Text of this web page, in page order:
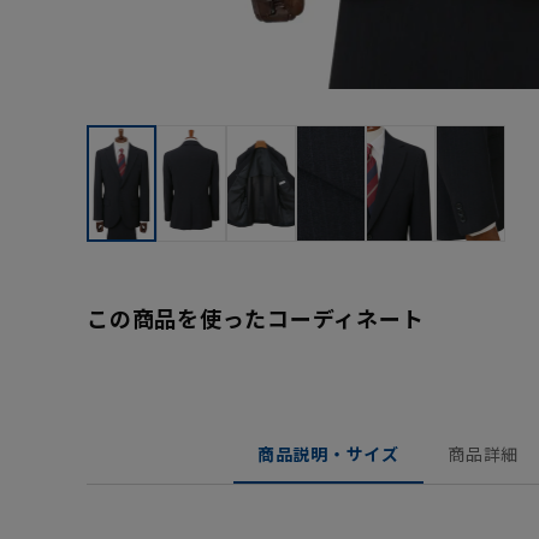
この商品を使ったコーディネート
商品説明・サイズ 商品詳細